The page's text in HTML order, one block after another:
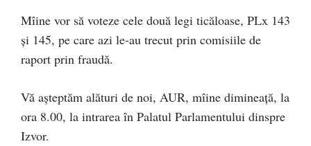
Mîine vor să voteze cele două legi ticăloase, PLx 143
și 145, pe care azi le-au trecut prin comisiile de
raport prin fraudă.
Vă așteptăm alături de noi, AUR, mîine dimineață, la
ora 8.00, la intrarea în Palatul Parlamentului dinspre
Izvor.